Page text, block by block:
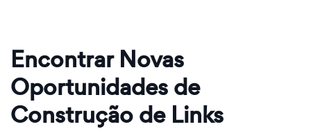
Encontrar Novas
Oportunidades de
Construção de Links